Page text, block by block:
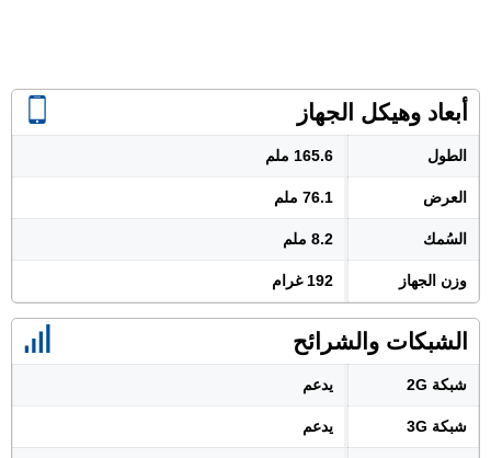
أبعاد وهيكل الجهاز
الطول 165.6 ملم
العرض 76.1 ملم
السُمك 8.2 ملم
وزن الجهاز 192 غرام
الشبكات والشرائح
شبكة 2G يدعم
شبكة 3G يدعم